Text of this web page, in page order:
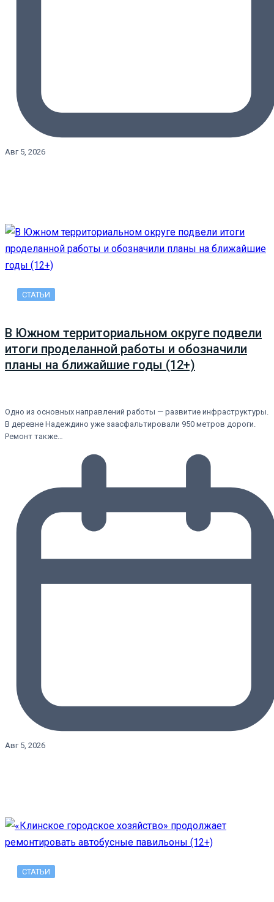
Авг 5, 2026
СТАТЬИ
В Южном территориальном округе подвели
итоги проделанной работы и обозначили
планы на ближайшие годы (12+)
Одно из основных направлений работы — развитие инфраструктуры.
В деревне Надеждино уже заасфальтировали 950 метров дороги.
Ремонт также…
Авг 5, 2026
СТАТЬИ